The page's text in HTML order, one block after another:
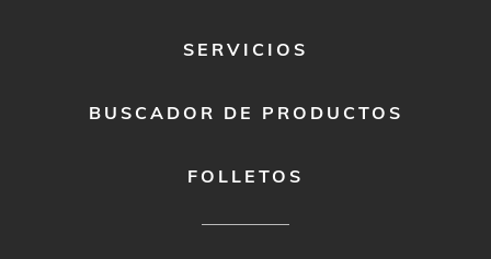
SERVICIOS
BUSCADOR DE PRODUCTOS
FOLLETOS